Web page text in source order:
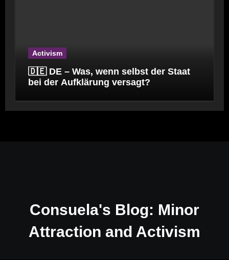
Activism
🇩🇪 DE – Was, wenn selbst der Staat
bei der Aufklärung versagt?
Consuela's Blog: Minor
Attraction and Activism